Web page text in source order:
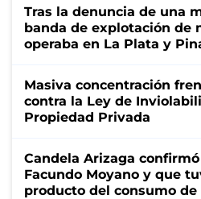
Tras la denuncia de una
banda de explotación de
operaba en La Plata y
Masiva concentración
contra la Ley de
Propiedad Privada
Candela Arizaga
Facundo Moyano y que
producto del consumo de